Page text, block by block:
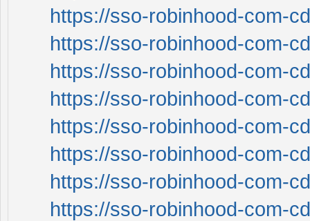
https://sso-robinhood-com-
https://sso-robinhood-com-
https://sso-robinhood-com-
https://sso-robinhood-com-
https://sso-robinhood-com-
https://sso-robinhood-com-
https://sso-robinhood-com-
https://sso-robinhood-com-